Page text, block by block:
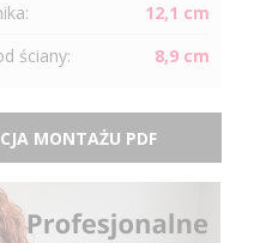
12,1 cm
ściany: 8,9 cm
MONTAŻU PDF